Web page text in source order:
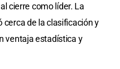
cierre como líder. La
cerca de la clasificación y
ventaja estadística y